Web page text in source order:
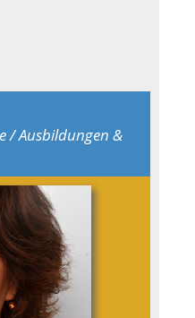
/ Ausbildungen &